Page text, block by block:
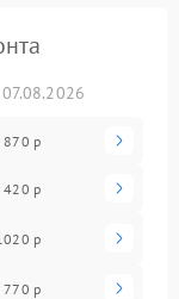
870 р
420 р
р
770 р